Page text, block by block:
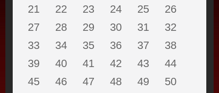
21
22 23 24 25
26
27
28 29 30 31
32
33
34 35 36 37
38
39
40 41 42 43
44
45
46 47 48 49
50